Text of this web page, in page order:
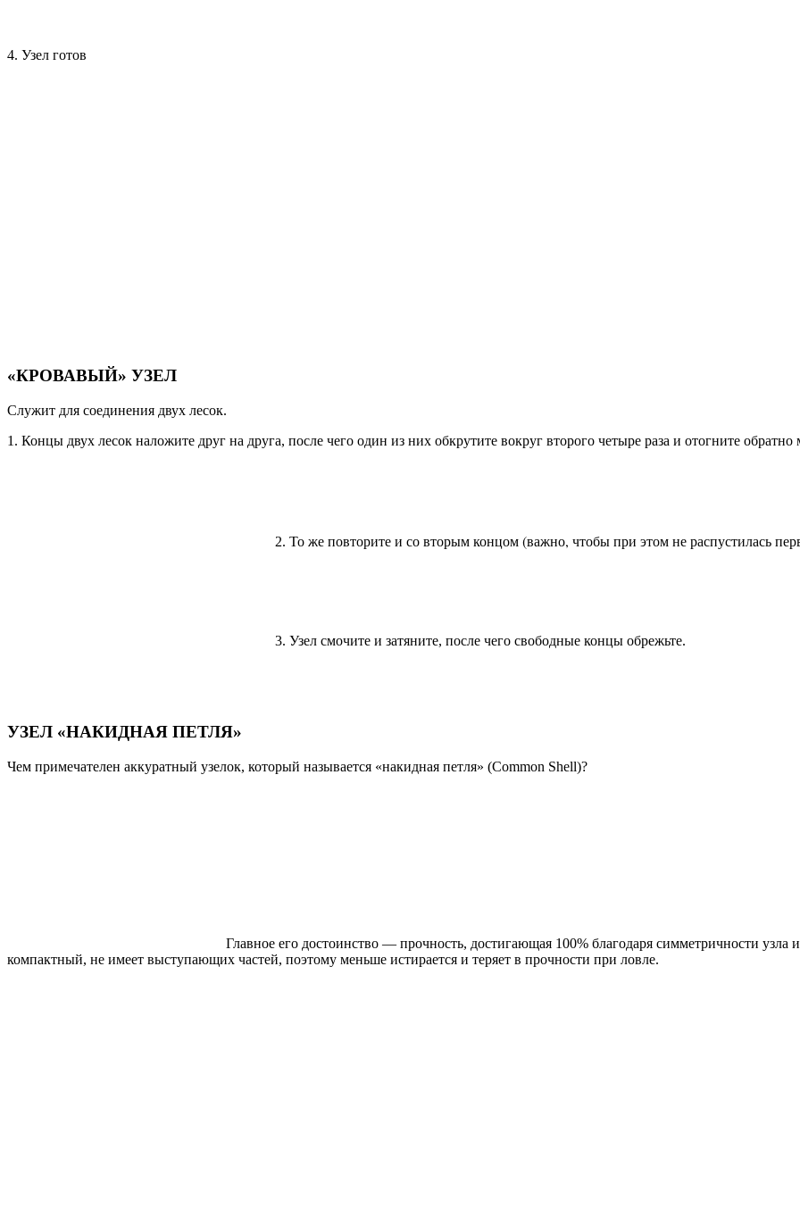
4. Узел готов
«КРОВАВЫЙ» УЗЕЛ
Служит для соединения двух лесок.
1. Концы двух лесок наложите друг на друга, после чего один из них обкрутите вокруг второго четыре раза и отогните обратно
2. То же повторите и со вторым концом (важно, чтобы при этом не распустилась
3. Узел смочите и затяните, после чего свободные концы обрежьте.
УЗЕЛ «НАКИДНАЯ ПЕТЛЯ»
Чем примечателен аккуратный узелок, который называется «накидная петля» (Common Shell)?
Главное его достоинство — прочность, достигающая 100% благодаря симметричности узла
компактный, не имеет выступающих частей, поэтому меньше истирается и теряет в прочности при ловле.